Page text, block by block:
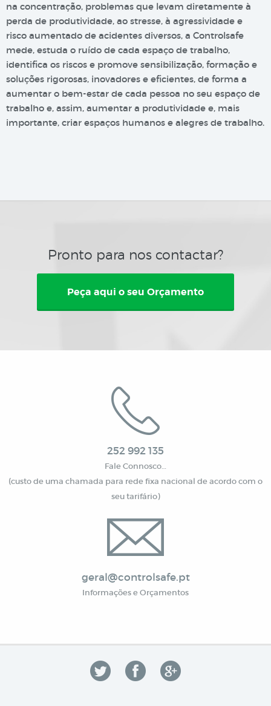
na concentração, problemas que levam diretamente à
perda de produtividade, ao stresse, à agressividade e
risco aumentado de acidentes diversos, a Controlsafe
mede, estuda o ruído de cada espaço de trabalho,
identifica os riscos e promove sensibilização, formação e
soluções rigorosas, inovadores e eficientes, de forma a
aumentar o bem-estar de cada pessoa no seu espaço de
trabalho e, assim, aumentar a produtividade e, mais
importante, criar espaços humanos e alegres de trabalho.
Pronto para nos contactar?
Peça aqui o seu Orçamento
252 992 135
Fale Connosco…
(custo de uma chamada para rede fixa nacional de acordo com o
seu tarifário)
geral@controlsafe.pt
Informações e Orçamentos